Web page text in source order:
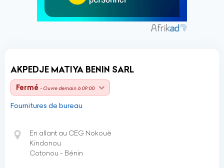
AKPEDJE MATIYA BENIN SARL
Fermé - Ouvre demain à 09:00
Fournitures de bureau
En allant au CEG Nokouè
Kindonou
Cotonou - Bénin